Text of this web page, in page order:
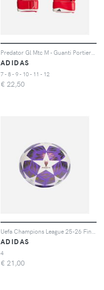
ADIDAS
7 - 8 - 9 - 10 - 11 - 12
€ 22,50
ADIDAS
4
€ 21,00